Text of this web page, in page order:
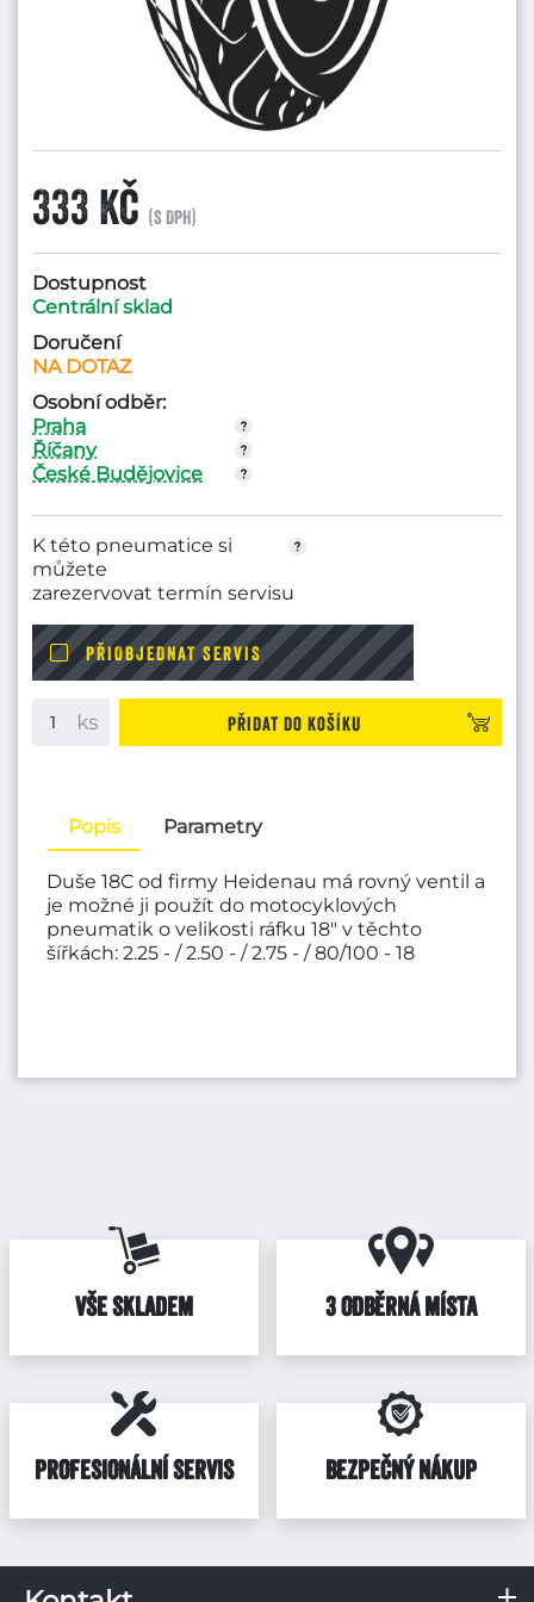
333 Kč (s DPH)
Dostupnost
Centrální sklad
Doručení
NA DOTAZ
Osobní odběr:
Praha
Říčany
České Budějovice
K této pneumatice si
můžete
zarezervovat termín servisu
PŘIOBJEDNAT SERVIS
Přidat do košíku
Popis Parametry
Duše 18C od firmy Heidenau má rovný ventil a
je možné ji použít do motocyklových
pneumatik o velikosti ráfku 18" v těchto
šířkách: 2.25 - / 2.50 - / 2.75 - / 80/100 - 18
VŠE SKLADEM 3 ODBĚRNÁ MÍSTA
PROFESIONÁLNÍ SERVIS BEZPEČNÝ NÁKUP